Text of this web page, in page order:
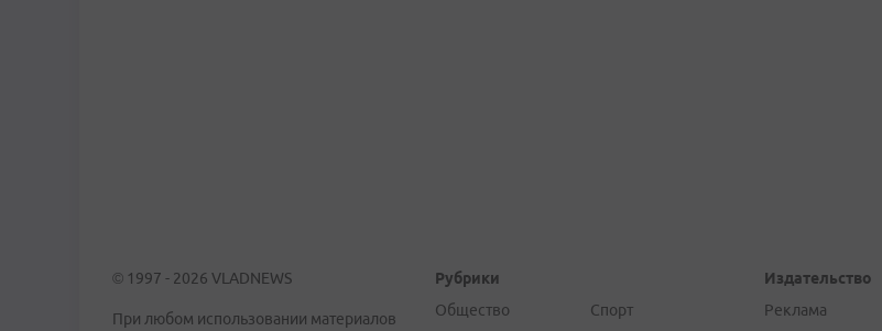
© 1997 - 2026 VLADNEWS
При любом использовании материалов
Рубрики
Общество
Спорт
Издательство
Реклама